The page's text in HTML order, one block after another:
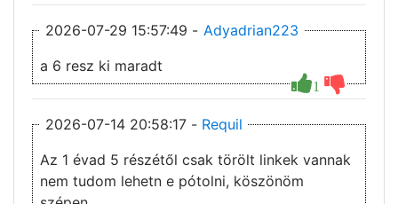
2026-07-29 15:57:49 - Adyadrian223
1
a 6 resz ki maradt
2026-07-14 20:58:17 - Requil
Az 1 évad 5 részétől csak törölt linkek vannak
nem tudom lehetn e pótolni, köszönöm